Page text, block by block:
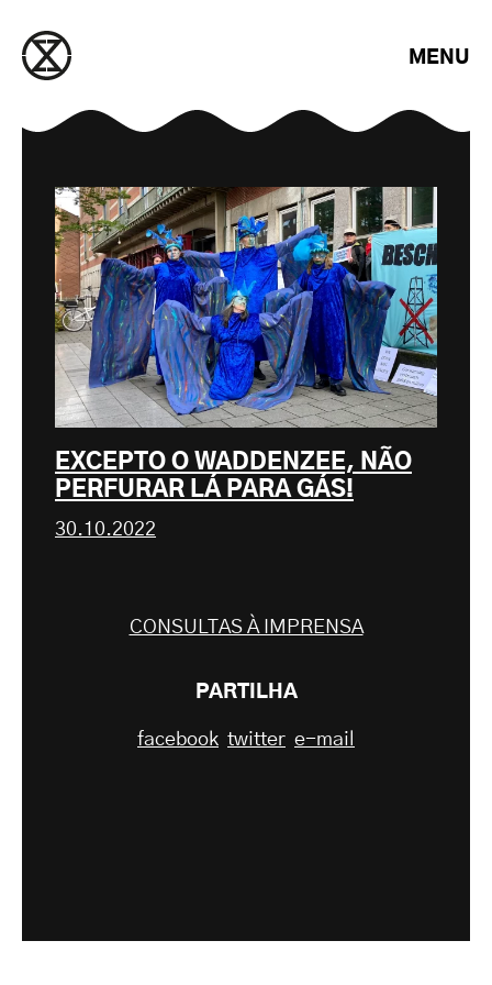
MENU
EXCEPTO O WADDENZEE, NÃO
PERFURAR LÁ PARA GÁS!
30.10.2022
CONSULTAS À IMPRENSA
PARTILHA
facebook twitter e-mail